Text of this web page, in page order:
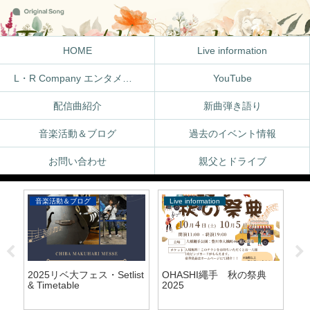
HOME Live information
YouTube
配信曲紹介 新曲弾き語り
音楽活動＆ブログ 過去のイベント情報
お問い合わせ 親父とドライブ
音楽活動＆ブログ
2025リベ大フェス・Setlist
& Timetable
Live information
OHASHI繩手 秋の祭典
2025